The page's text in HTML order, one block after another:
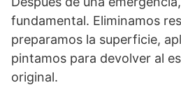
fundamental. Eliminamos
preparamos la superficie,
pintamos para devolver al
original.